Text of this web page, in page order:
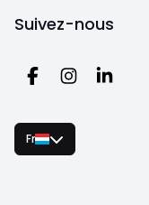
Suivez-nous
Fr